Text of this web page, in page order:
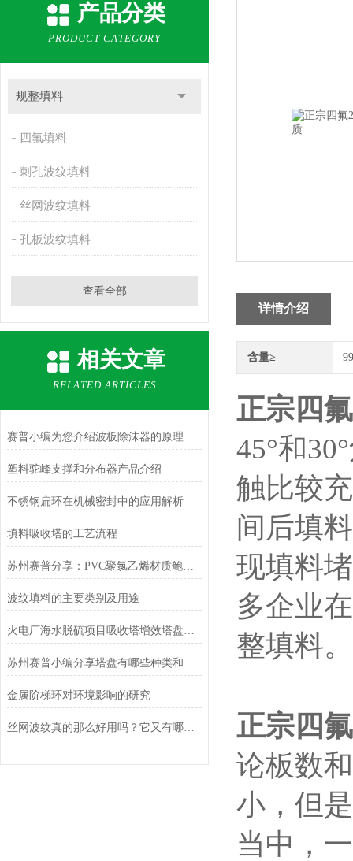
产品分类
PRODUCT CATEGORY
规整填料
四氟填料
刺孔波纹填料
丝网波纹填料
孔板波纹填料
查看全部
相关文章
RELATED ARTICLES
赛普小编为您介绍波板除沫器的原理
塑料驼峰支撑和分布器产品介绍
不锈钢扁环在机械密封中的应用解析
填料吸收塔的工艺流程
苏州赛普分享：PVC聚氯乙烯材质鲍尔环填料的特点及应用
波纹填料的主要类别及用途
火电厂海水脱硫项目吸收塔增效塔盘（规整填料）
苏州赛普小编分享塔盘有哪些种类和特点优点
金属阶梯环对环境影响的研究
丝网波纹真的那么好用吗？它又有哪些特点呢？
详情介绍
含量≥
正宗四
45°和
触比较
间后填
现填料
多企业
整填料
正宗四
论板数
小，但
当中，